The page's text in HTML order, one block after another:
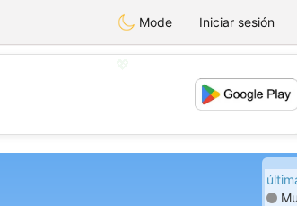
Mode Iniciar sesión